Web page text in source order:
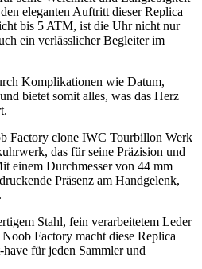
eleganten Auftritt dieser Replica
bis 5 ATM, ist die Uhr nicht nur
ein verlässlicher Begleiter im
Komplikationen wie Datum,
bietet somit alles, was das Herz
Factory clone IWC Tourbillon Werk
das für seine Präzision und
einem Durchmesser von 44 mm
Präsenz am Handgelenk,
Stahl, fein verarbeitetem Leder
Factory macht diese Replica
für jeden Sammler und